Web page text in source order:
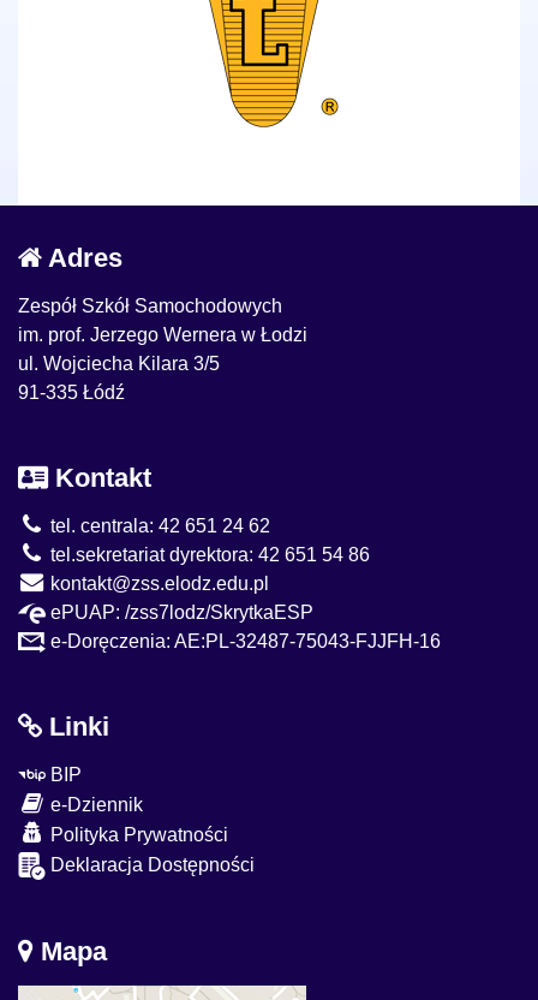
Adres
Zespół Szkół Samochodowych
im. prof. Jerzego Wernera w Łodzi
ul. Wojciecha Kilara 3/5
91-335 Łódź
Kontakt
tel. centrala: 42 651 24 62
tel.sekretariat dyrektora: 42 651 54 86
kontakt@zss.elodz.edu.pl
ePUAP: /zss7lodz/SkrytkaESP
e-Doręczenia: AE:PL-32487-75043-FJJFH-16
Linki
BIP
e-Dziennik
Polityka Prywatności
Deklaracja Dostępności
Mapa